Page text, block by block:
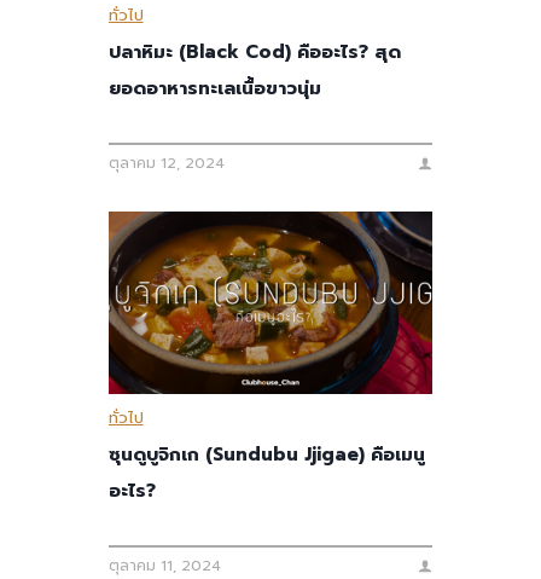
ทั่วไป
ปลาหิมะ (Black Cod) คืออะไร? สุด
ยอดอาหารทะเลเนื้อขาวนุ่ม
ตุลาคม 12, 2024
ทั่วไป
ซุนดูบูจิกเก (Sundubu Jjigae) คือเมนู
อะไร?
ตุลาคม 11, 2024